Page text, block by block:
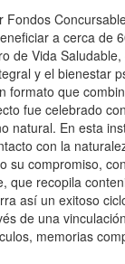
a cerca de
de Vida
y el bienestar
que
fue celebrado
natural. En esta
con la
compromiso,
recopila
así un exitoso
de una
memorias